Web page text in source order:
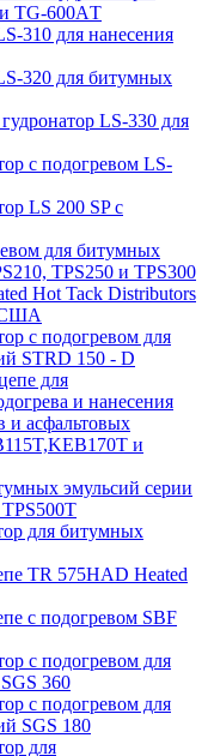
TG-600AТ
310 для нанесения
320 для битумных
LS-330 для
с подогревом LS-
LS 200 SP с
для битумных
TPS250 и TPS300
Hot Tack Distributors
США
с подогревом для
STRD 150 - D
для
и нанесения
и асфальтовых
и
эмульсий серии
для битумных
TR 575HAD Heated
с подогревом SBF
с подогревом для
360
с подогревом для
SGS 180
для